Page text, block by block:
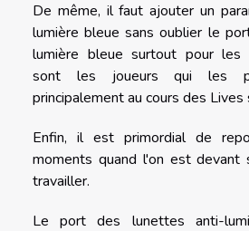
De même, il faut ajouter un
lumière bleue sans oublier le
lumière bleue surtout pour les
sont les joueurs qui les
principalement au cours des
Enfin, il est primordial de
moments quand l'on est devant
travailler.
Le port des lunettes anti-